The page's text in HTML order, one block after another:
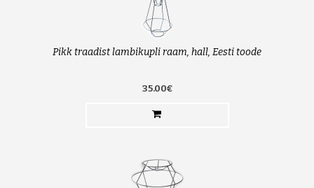
Pikk traadist lambikupli raam, hall, Eesti toode
35.00€